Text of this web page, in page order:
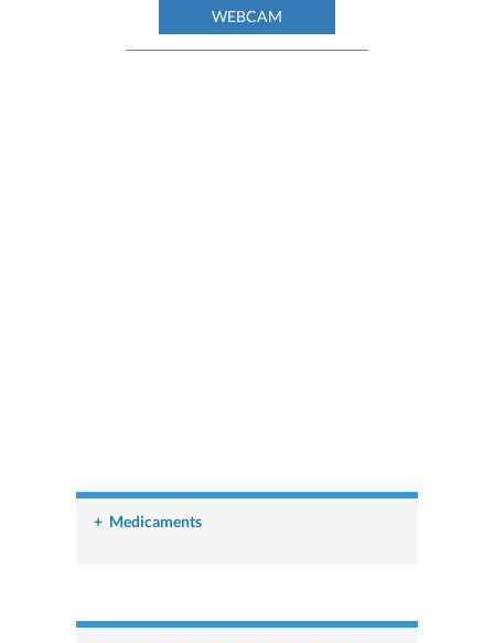
WEBCAM
+ Medicaments